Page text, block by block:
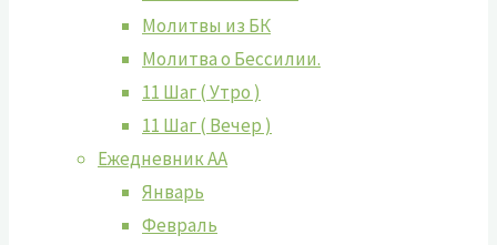
Молитвы из БК
Молитва о Бессилии.
11 Шаг ( Утро )
11 Шаг ( Вечер )
Ежедневник АА
Январь
Февраль